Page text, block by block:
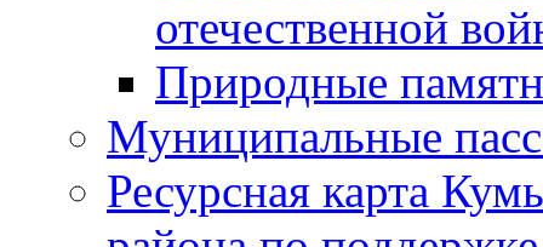
отечественной
Природные
Муниципальные
Ресурсная карта